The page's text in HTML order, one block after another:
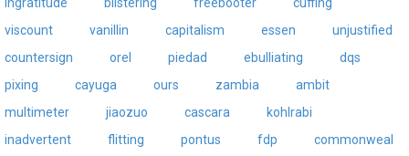
viscount
vanillin capitalism essen
unjustified
countersign
orel piedad ebulliating
dqs
pixing
cayuga ours zambia
ambit
multimeter
jiaozuo cascara
kohlrabi
inadvertent
flitting pontus fdp
commonweal